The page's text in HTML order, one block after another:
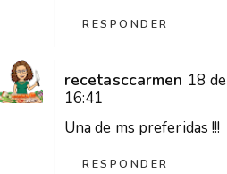
RESPONDER
recetasccarmen 18
16:41
Una de ms preferidas !!!
RESPONDER